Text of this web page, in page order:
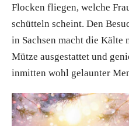
Flocken fliegen, welche
schütteln scheint. Den
in Sachsen macht die Kälte
Mütze ausgestattet und
inmitten wohl gelaunter